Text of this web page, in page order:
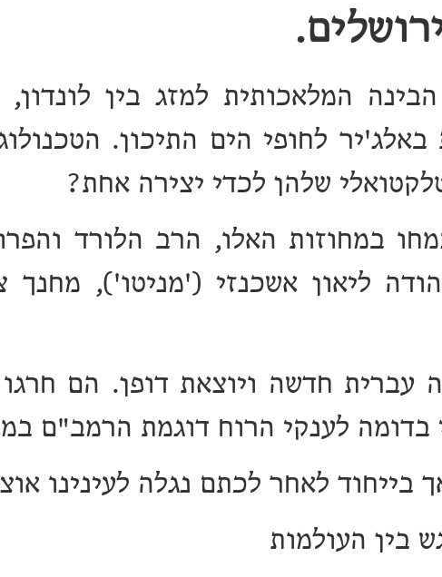
המלאכותית למזג בין
באלג'יר לחופי הים התיכון.
שלהן לכדי יצירה אחת?
במחוזות האלו, הרב הלורד
והרב יהודה ליאון אשכנזי ('מניטו'),
עברית חדשה ויוצאת דופן. הם
לענקי הרוח דוגמת הרמב"ם במאה ה- 10
בייחוד לאחר לכתם נגלה לעינינו
בין העולמות